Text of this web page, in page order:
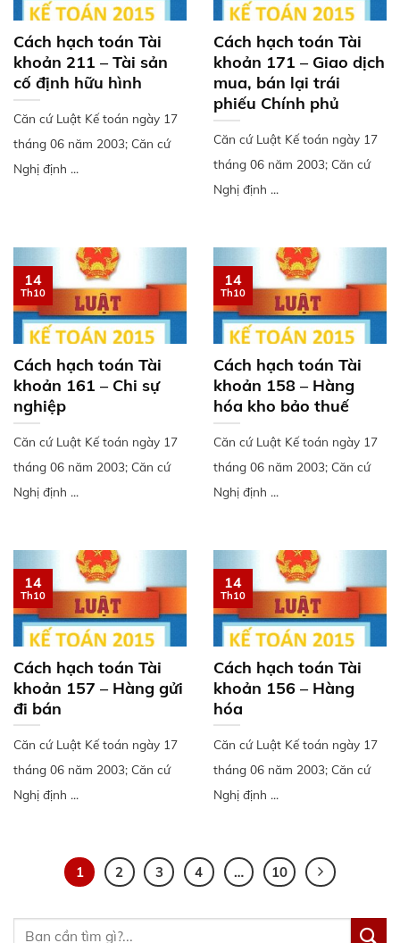
Cách hạch toán Tài
khoản 211 – Tài sản
cố định hữu hình
Căn cứ Luật Kế toán ngày 17
tháng 06 năm 2003; Căn cứ
Nghị định ...
Cách hạch toán Tài
khoản 171 – Giao dịch
mua, bán lại trái
phiếu Chính phủ
Căn cứ Luật Kế toán ngày 17
tháng 06 năm 2003; Căn cứ
Nghị định ...
Cách hạch toán Tài
khoản 161 – Chi sự
nghiệp
Căn cứ Luật Kế toán ngày 17
tháng 06 năm 2003; Căn cứ
Nghị định ...
14
Th10
Cách hạch toán Tài
khoản 158 – Hàng
hóa kho bảo thuế
Căn cứ Luật Kế toán ngày 17
tháng 06 năm 2003; Căn cứ
Nghị định ...
14
Th10
Cách hạch toán Tài
khoản 157 – Hàng gửi
đi bán
Căn cứ Luật Kế toán ngày 17
tháng 06 năm 2003; Căn cứ
Nghị định ...
14
Th10
Cách hạch toán Tài
khoản 156 – Hàng
hóa
Căn cứ Luật Kế toán ngày 17
tháng 06 năm 2003; Căn cứ
Nghị định ...
14
Th10
1 2 3 4 … 10